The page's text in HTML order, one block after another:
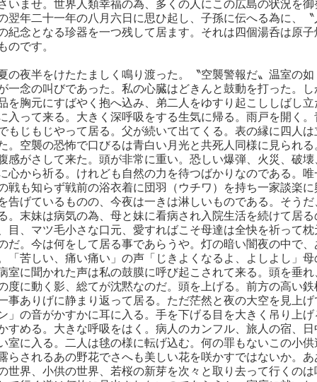
いませ。世界人類幸福の為、多くの人にこの広島の状況を
翌年二十一年の八月六日に思ひ起し、子孫に伝へる為に、
紀念となる珍器を一つ残して居ます。それは四個湯呑は原
のです。
の夜半をけたたましく鳴り渡った。〝空襲警報だ〟温室の
一念の叫びであった。私の心臓はどきんと鼓動を打った。
を胸元にすばやく抱へ込み、弟二人をゆすり起こししばし
入って来る。大きく深呼吸をする生気に帰る。雨戸を開く
もじもじやって居る。父が続いて出てくる。表の縁に四人
。空襲の恐怖で口びるは青白い月光と共死人同様に見られ
感がさして来た。頭が非常に重い。恐しい爆弾、火災、破
心から祈る。けれども自然の力を待つばかりなのである。
戦も知らず戦前の浴衣着に団羽（ウチワ）を持ち一家談楽
告げているものの、今夜は一きは淋しいものである。そう
。末妹は病気の為、母と妹に看病され入院生活を続けて居
目、マツ毛小さな口元、愛すればこそ母達は全快を祈って
だ。今は何をして居る事であらうや。灯の暗い闇夜の中で
「苦しい、痛い痛い」の声「じきよくなるよ、よしよし」
室に聞かれた声は私の鼓膜に呼び起こされて来る。頭を垂
度に動く影、総てが沈黙なのだ。頭を上げる。前方の高い
事ありげに静まり返って居る。ただ茫然と夜の大空を見上
」の音がかすかに耳に入る。手を下げる目を大きく吊り上
すめる。大きな呼吸をはく。病人のカンフル、旅人の宿、
室に入る。二人は毬の様に転げ込む。何の罪もないこの小
らされるあの野花でさへも美しい花を咲かすではないか。
世界、小供の世界、若桜の新芽を次々と取り去って行くの